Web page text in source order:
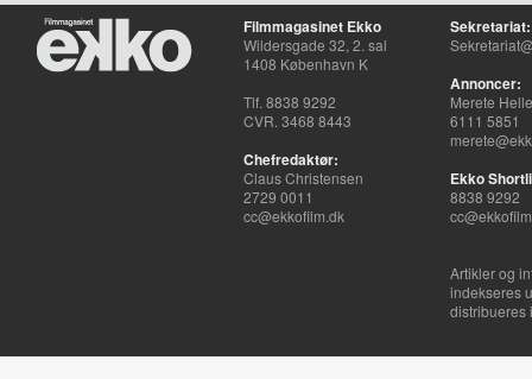
Filmmagasinet Ekko
Wildersgade 32, 2. sal
1408 København K
Tlf. 8838 9292
CVR. 3468 8443
Chefredaktør:
Claus Christensen
2729 0011
cc@ekkofilm.dk
Sekretariat:
Annoncer:
Merete
6111 5851
Ekko
8838 9292
Artikler og
indekseres
distribueres